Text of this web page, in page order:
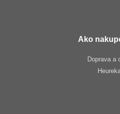
Ako
Doprava a